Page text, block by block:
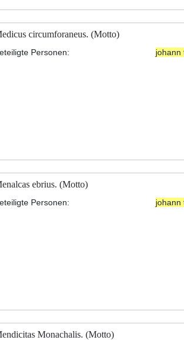
circumforaneus. (Motto)
Personen: johann
ebrius. (Motto)
Personen: johann
Monachalis. (Motto)